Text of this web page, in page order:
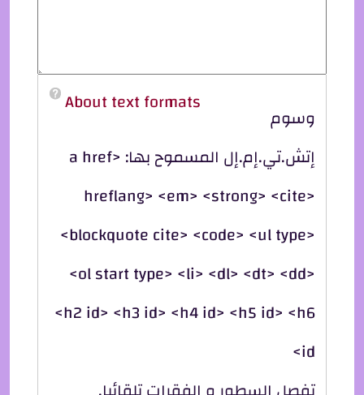
About text formats
وسوم
إتش.تي.إم.إل المسموح بها: <a href
hreflang> <em> <strong> <cite>
<blockquote cite> <code> <ul type>
<ol start type> <li> <dl> <dt> <dd>
<h2 id> <h3 id> <h4 id> <h5 id> <h6
id>